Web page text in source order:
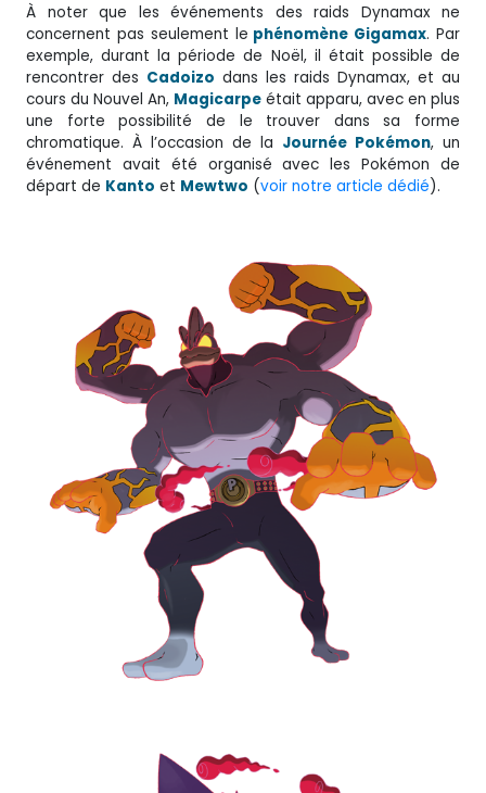
À noter que les événements des raids Dynamax ne
concernent pas seulement le phénomène Gigamax. Par
exemple, durant la période de Noël, il était possible de
rencontrer des Cadoizo dans les raids Dynamax, et au
cours du Nouvel An, Magicarpe était apparu, avec en plus
une forte possibilité de le trouver dans sa forme
chromatique. À l’occasion de la Journée Pokémon, un
événement avait été organisé avec les Pokémon de
départ de Kanto et Mewtwo (voir notre article dédié).